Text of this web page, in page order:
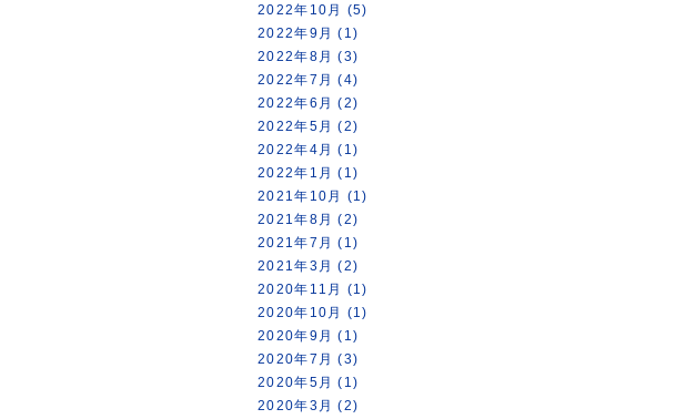
2022年10月 (5)
2022年9月 (1)
2022年8月 (3)
2022年7月 (4)
2022年6月 (2)
2022年5月 (2)
2022年4月 (1)
2022年1月 (1)
2021年10月 (1)
2021年8月 (2)
2021年7月 (1)
2021年3月 (2)
2020年11月 (1)
2020年10月 (1)
2020年9月 (1)
2020年7月 (3)
2020年5月 (1)
2020年3月 (2)